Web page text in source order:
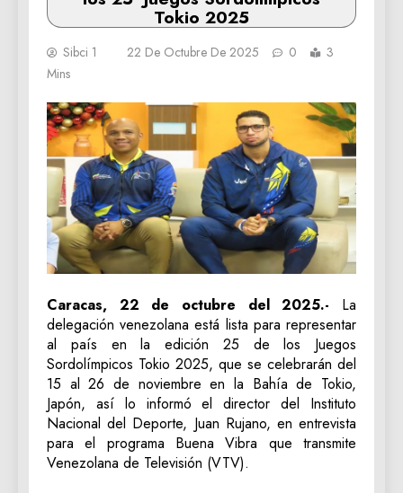
Tokio 2025
Sibci 1 22 De Octubre De 2025 0
3
Mins
Caracas, 22 de octubre del 2025.- La
delegación venezolana está lista para representar
al país en la edición 25 de los Juegos
Sordolímpicos Tokio 2025, que se celebrarán del
15 al 26 de noviembre en la Bahía de Tokio,
Japón, así lo informó el director del Instituto
Nacional del Deporte, Juan Rujano, en entrevista
para el programa Buena Vibra que transmite
Venezolana de Televisión (VTV).